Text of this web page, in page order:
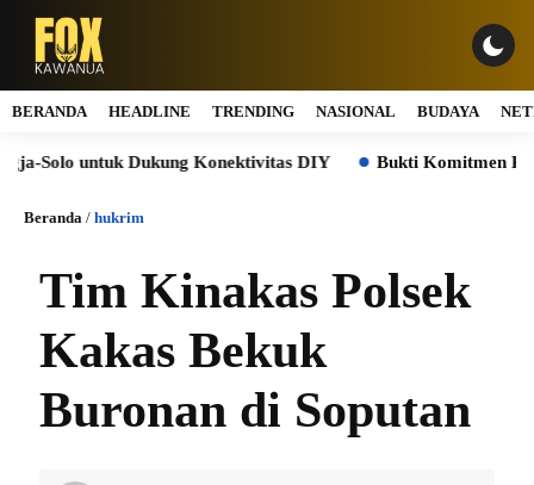
BERANDA HEADLINE TRENDING NASIONAL BUDAYA
untuk Dukung Konektivitas DIY Bukti Komitmen
Beranda / hukrim
Tim Kinakas Polsek
Kakas Bekuk
Buronan di Soputan